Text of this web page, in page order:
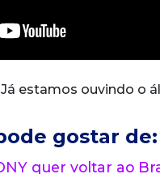
Já estamos ouvindo o
gostar de:
quer voltar ao